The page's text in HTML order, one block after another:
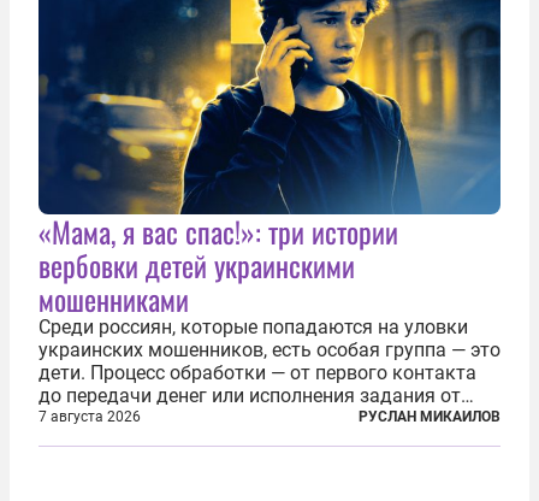
«Мама, я вас спас!»: три истории
вербовки детей украинскими
мошенниками
Среди россиян, которые попадаются на уловки
украинских мошенников, есть особая группа — это
дети. Процесс обработки — от первого контакта
до передачи денег или исполнения задания от
кураторов может занять от двух часов до
нескольких месяцев. Детей превращают в
7 августа 2026 РУСЛАН МИКАИЛОВ